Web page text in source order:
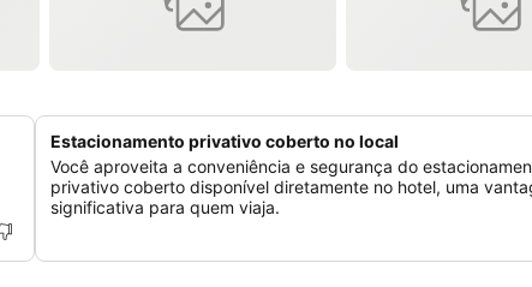
Estacionamento privativo coberto no local
Você aproveita a conveniência e segurança do
privativo coberto disponível diretamente no hotel, uma
significativa para quem viaja.